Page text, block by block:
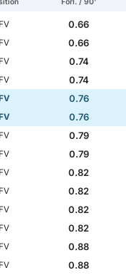
FV
0.66
FV
0.66
FV
0.74
FV
0.74
0.76
0.76
FV
0.79
FV
0.79
FV
0.82
FV
0.82
FV
0.82
FV
0.82
FV
0.88
FV
0.88